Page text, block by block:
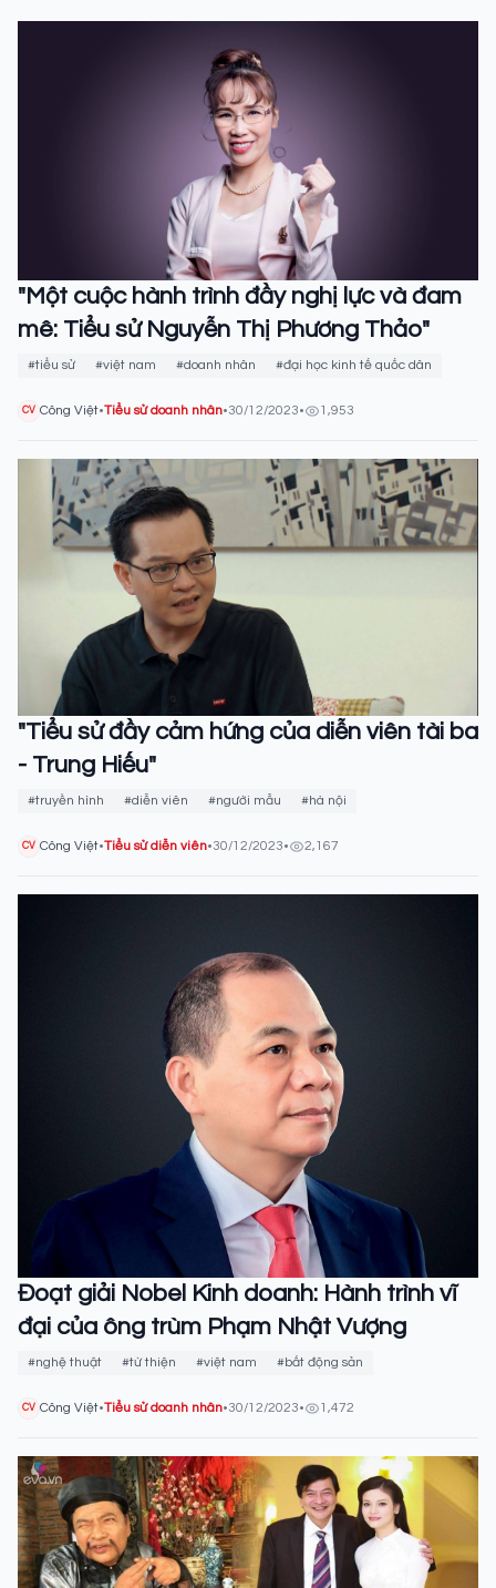
"Một cuộc hành trình đầy nghị lực và đam
mê: Tiểu sử Nguyễn Thị Phương Thảo"
#tiểu sử #việt nam #doanh nhân #đại học kinh tế quốc dân
CV Công Việt•Tiểu sử doanh nhân•30/12/2023• 1,953
"Tiểu sử đầy cảm hứng của diễn viên tài ba
- Trung Hiếu"
#truyền hình #diễn viên #người mẫu #hà nội
CV Công Việt•Tiểu sử diễn viên•30/12/2023• 2,167
Đoạt giải Nobel Kinh doanh: Hành trình vĩ
đại của ông trùm Phạm Nhật Vượng
#nghệ thuật #từ thiện #việt nam #bất động sản
CV Công Việt•Tiểu sử doanh nhân•30/12/2023• 1,472